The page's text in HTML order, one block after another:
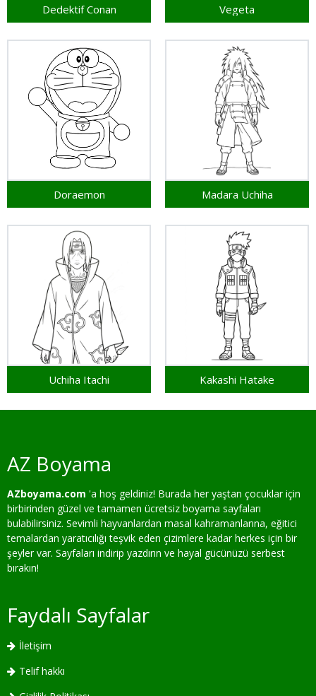
Dedektif Conan Vegeta
Doraemon Madara Uchiha
Uchiha Itachi Kakashi Hatake
AZ Boyama
AZboyama.com 'a hoş geldiniz! Burada her yaştan çocuklar için
birbirinden güzel ve tamamen ücretsiz boyama sayfaları
bulabilirsiniz. Sevimli hayvanlardan masal kahramanlarına, eğitici
temalardan yaratıcılığı teşvik eden çizimlere kadar herkes için bir
şeyler var. Sayfaları indirip yazdırın ve hayal gücünüzü serbest
bırakın!
Faydalı Sayfalar
İletişim
Telif hakkı